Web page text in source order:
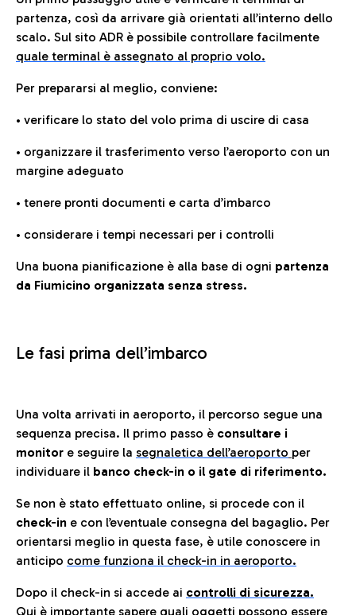
partenza, così da arrivare già orientati all’interno dello
scalo. Sul sito ADR è possibile controllare facilmente
quale terminal è assegnato al proprio volo.
Per prepararsi al meglio, conviene:
• verificare lo stato del volo prima di uscire di casa
• organizzare il trasferimento verso l’aeroporto con un
margine adeguato
• tenere pronti documenti e carta d’imbarco
• considerare i tempi necessari per i controlli
Una buona pianificazione è alla base di ogni partenza
da Fiumicino organizzata senza stress.
Le fasi prima dell’imbarco
Una volta arrivati in aeroporto, il percorso segue una
sequenza precisa. Il primo passo è consultare i
monitor e seguire la segnaletica dell’aeroporto per
individuare il banco check-in o il gate di riferimento.
Se non è stato effettuato online, si procede con il
check-in e con l’eventuale consegna del bagaglio. Per
orientarsi meglio in questa fase, è utile conoscere in
anticipo come funziona il check-in in aeroporto.
Dopo il check-in si accede ai controlli di sicurezza.
Qui è importante sapere quali oggetti possono essere